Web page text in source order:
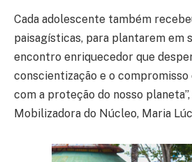
Cada adolescente também
paisagísticas, para plantarem em
encontro enriquecedor que
conscientização e o
com a proteção do nosso
Mobilizadora do Núcleo, Maria